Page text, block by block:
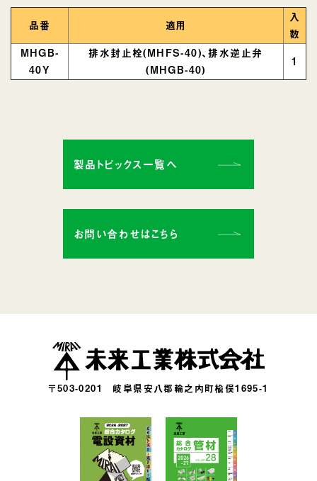
品番 適用
入
数
MHGB-
40Y
排水封止栓(MHFS-40)、排水逆止弁
(MHGB-40)
1
製品トピックス一覧へ
お問い合わせはこちら
〒503-0201 岐阜県安八郡輪之内町楡俣1695-1